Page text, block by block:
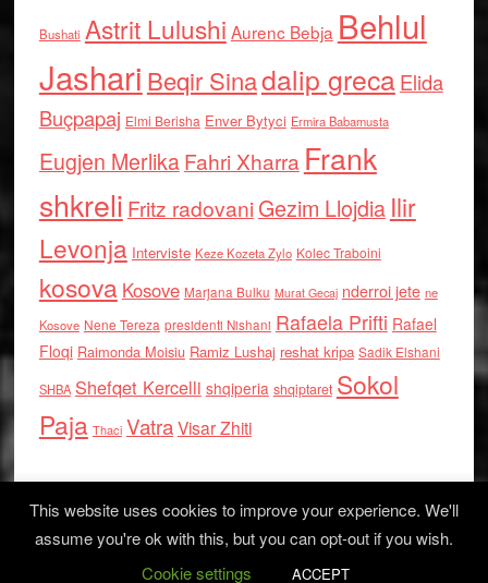
Bushati Astrit Lulushi Aurenc Bebja Behlul
Jashari Beqir Sinadalip grecaElida
Buçpapaj Elmi Berisha Enver Bytyci Ermira Babamusta
Eugjen MerlikaFahri Xharra Frank
shkreli Fritz radovaniGezim Llojdia Ilir
Levonja Interviste Keze Kozeta Zylo Kolec Traboini
kosova Kosove Marjana Bulku Murat Gecaj nderroi jete ne
Kosove Nene Tereza presidenti Nishani Rafaela Prifti Rafael
Floqi Raimonda Moisiu Ramiz Lushaj reshat kripa Sadik Elshani
SHBA Shefqet Kercelli shqiperia shqiptaret Sokol
Paja Thaci VatraVisar Zhiti
Log in
This website uses cookies to improve your experience. We'll
assume you're ok with this, but you can opt-out if you wish.
Cookie settings
ACCEPT